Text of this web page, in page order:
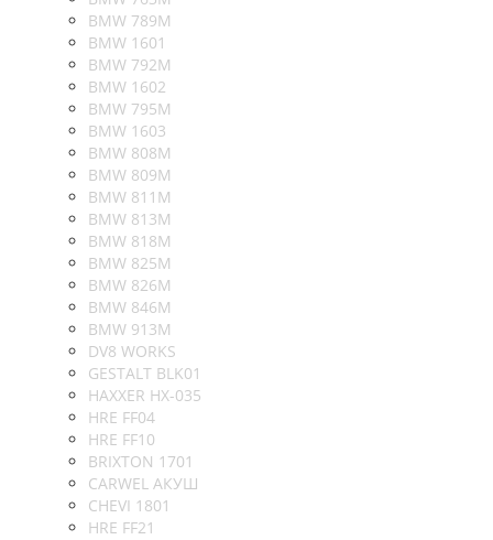
BMW 789M
BMW 1601
BMW 792M
BMW 1602
BMW 795M
BMW 1603
BMW 808M
BMW 809M
BMW 811M
BMW 813M
BMW 818M
BMW 825M
BMW 826M
BMW 846M
BMW 913M
DV8 WORKS
GESTALT BLK01
HAXXER HX-035
HRE FF04
HRE FF10
BRIXTON 1701
CARWEL АКУШ
CHEVI 1801
HRE FF21